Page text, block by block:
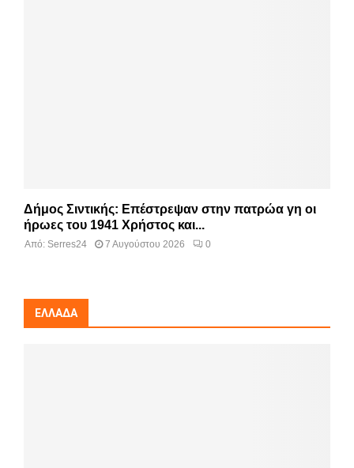
Δήμος Σιντικής: Επέστρεψαν στην πατρώα γη οι
ήρωες του 1941 Χρήστος και...
Από: Serres24 7 Αυγούστου 2026 0
ΕΛΛΆΔΑ